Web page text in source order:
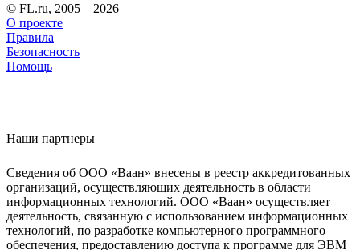
© FL.ru, 2005 – 2026
О проекте
Правила
Безопасность
Помощь
Наши партнеры
Сведения об ООО «Ваан» внесены в реестр аккредитованных
организаций, осуществляющих деятельность в области
информационных технологий. ООО «Ваан» осуществляет
деятельность, связанную с использованием информационных
технологий, по разработке компьютерного программного
обеспечения, предоставлению доступа к программе для ЭВМ